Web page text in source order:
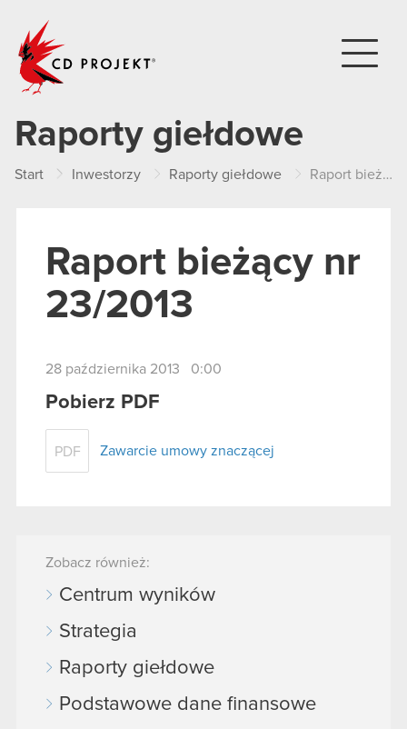
Raporty giełdowe
Start Inwestorzy Raporty giełdowe Raport bieżący nr 23/2013
Raport bieżący nr
23/2013
28 października 2013 0:00
Pobierz PDF
PDF Zawarcie umowy znaczącej
Zobacz również:
Centrum wyników
Strategia
Raporty giełdowe
Podstawowe dane finansowe